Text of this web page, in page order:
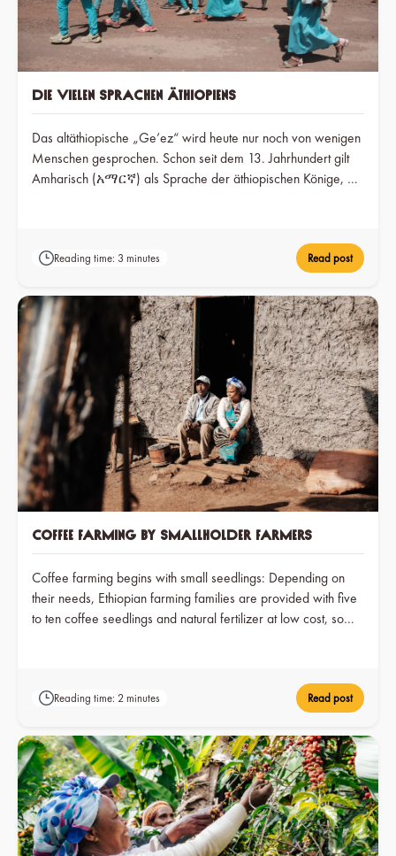
Die vielen Sprachen Äthiopiens
Das altäthiopische „Ge’ez“ wird heute nur noch von wenigen
Menschen gesprochen. Schon seit dem 13. Jahrhundert gilt
Amharisch (አማርኛ) als Sprache der äthiopischen Könige, die
Reading time: 3 minutes Read post
Coffee Farming by Smallholder Farmers
Coffee farming begins with small seedlings: Depending on
their needs, Ethiopian farming families are provided with five
to ten coffee seedlings and natural fertilizer at low cost, so
these young plants. The small farms in Ethiopia operate
independently of one another, but working together in
Reading time: 2 minutes Read post